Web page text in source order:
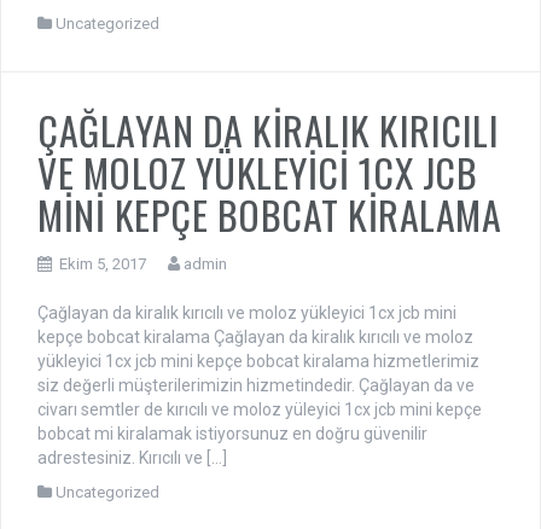
Uncategorized
ÇAĞLAYAN DA KİRALIK KIRICILI
VE MOLOZ YÜKLEYİCİ 1CX JCB
MİNİ KEPÇE BOBCAT KİRALAMA
Ekim 5, 2017 admin
Çağlayan da kiralık kırıcılı ve moloz yükleyici 1cx jcb mini
kepçe bobcat kiralama Çağlayan da kiralık kırıcılı ve moloz
yükleyici 1cx jcb mini kepçe bobcat kiralama hizmetlerimiz
siz değerli müşterilerimizin hizmetindedir. Çağlayan da ve
civarı semtler de kırıcılı ve moloz yüleyici 1cx jcb mini kepçe
bobcat mi kiralamak istiyorsunuz en doğru güvenilir
adrestesiniz. Kırıcılı ve […]
Uncategorized